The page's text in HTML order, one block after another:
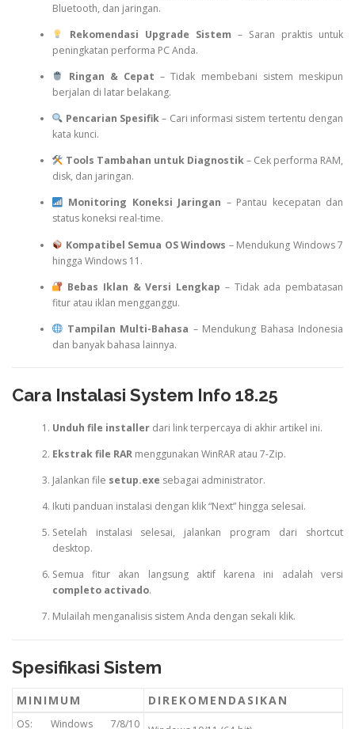
Bluetooth, dan jaringan.
Rekomendasi Upgrade Sistem – Saran praktis untuk
peningkatan performa PC Anda.
Ringan & Cepat – Tidak membebani sistem meskipun
berjalan di latar belakang.
Pencarian Spesifik– Cari informasi sistem tertentu dengan
kata kunci.
Tools Tambahan untuk Diagnostik– Cek performa RAM,
disk, dan jaringan.
Monitoring Koneksi Jaringan – Pantau kecepatan dan
status koneksi real-time.
Kompatibel Semua OS Windows – Mendukung Windows 7
hingga Windows 11.
Bebas Iklan & Versi Lengkap – Tidak ada pembatasan
fitur atau iklan mengganggu.
Tampilan Multi-Bahasa – Mendukung Bahasa Indonesia
dan banyak bahasa lainnya.
Cara Instalasi System Info 18.25
Unduh file installerdari link terpercaya di akhir artikel ini.
Ekstrak file RARmenggunakan WinRAR atau 7-Zip.
Jalankan file setup.exe sebagai administrator.
Ikuti panduan instalasi dengan klik “Next” hingga selesai.
Setelah instalasi selesai, jalankan program dari shortcut
desktop.
Semua fitur akan langsung aktif karena ini adalah versi
completo activado.
Mulailah menganalisis sistem Anda dengan sekali klik.
Spesifikasi Sistem
MINIMUM DIREKOMENDASIKAN
OS: Windows 7/8/10